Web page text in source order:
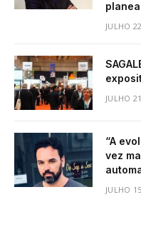
JULHO
JULHO
“A
vez
JULHO